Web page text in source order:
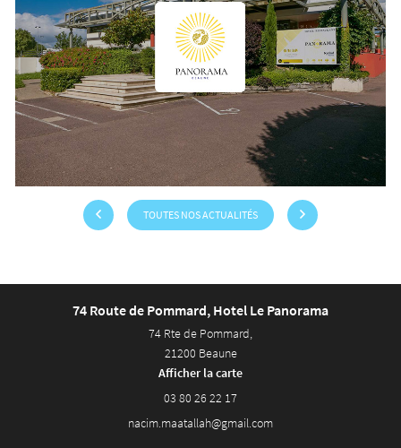
TOUTES NOS ACTUALITÉS
74 Route de Pommard, Hotel Le Panorama
74 Rte de Pommard,
21200 Beaune
Afficher la carte
03 80 26 22 17